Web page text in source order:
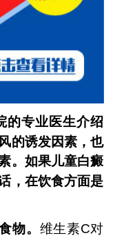
的专业医生介绍
的诱发因素，也
。如果儿童白癜
，在饮食方面是
物。 维生素C对